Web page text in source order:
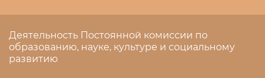
Деятельность Постоянной комиссии по
образованию, науке, культуре и социальному
развитию